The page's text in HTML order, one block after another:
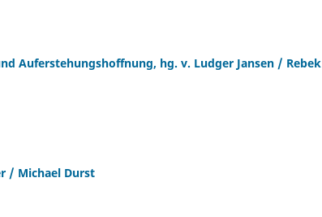
Auferstehungshoffnung, hg. v. Ludger Jansen /
/ Michael Durst